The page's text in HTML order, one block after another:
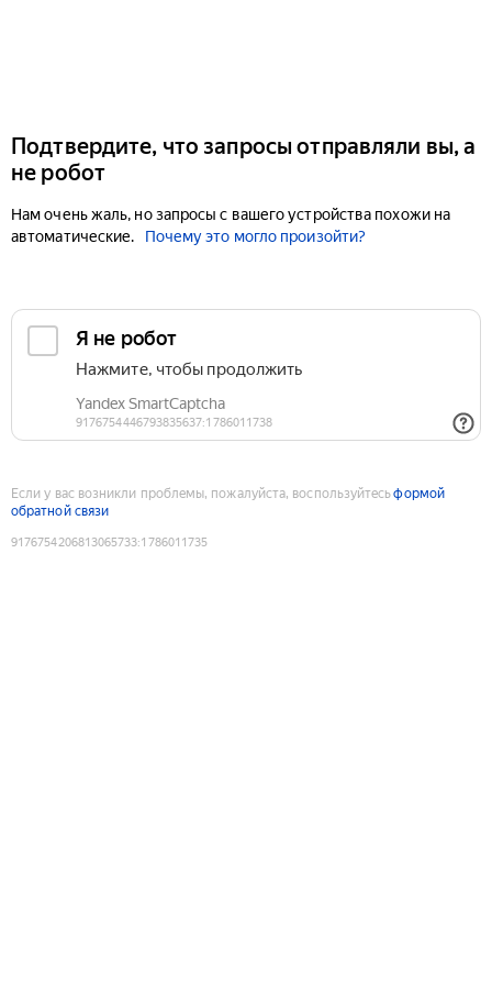
Подтвердите, что запросы отправляли вы, а
не робот
Нам очень жаль, но запросы с вашего устройства похожи на
автоматические.
Почему это могло произойти?
Если у вас возникли проблемы, пожалуйста, воспользуйтесьформой
обратной связи
9176754206813065733:1786011735